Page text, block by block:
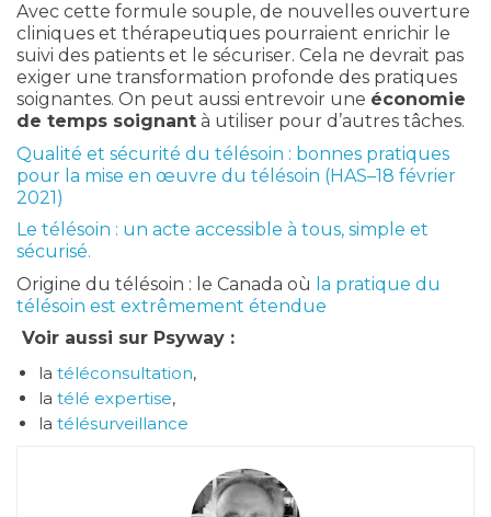
Avec cette formule souple, de nouvelles ouverture
cliniques et thérapeutiques pourraient enrichir le
suivi des patients et le sécuriser. Cela ne devrait pas
exiger une transformation profonde des pratiques
soignantes. On peut aussi entrevoir une économie
de temps soignant à utiliser pour d’autres tâches.
Qualité et sécurité du télésoin : bonnes pratiques
pour la mise en œuvre du télésoin (HAS–18 février
2021)
Le télésoin : un acte accessible à tous, simple et
sécurisé.
Origine du télésoin : le Canada où la pratique du
télésoin est extrêmement étendue
Voir aussi sur Psyway :
la téléconsultation,
la télé expertise,
la télésurveillance